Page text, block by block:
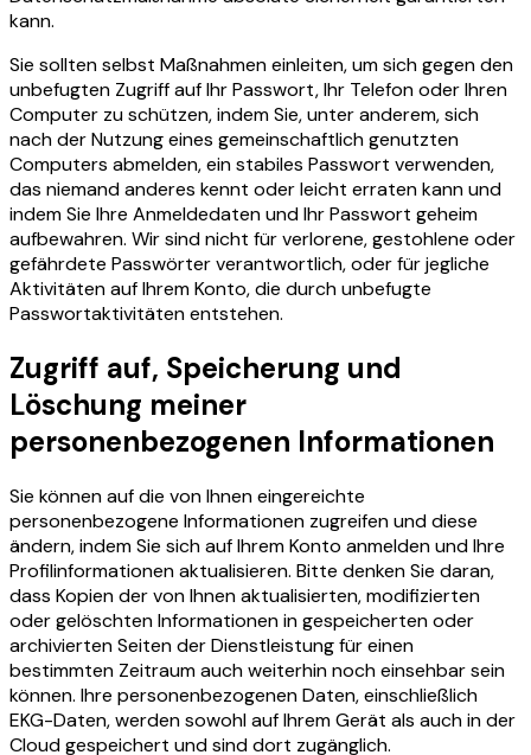
kann.
Sie sollten selbst Maßnahmen einleiten, um sich gegen den
unbefugten Zugriff auf Ihr Passwort, Ihr Telefon oder Ihren
Computer zu schützen, indem Sie, unter anderem, sich
nach der Nutzung eines gemeinschaftlich genutzten
Computers abmelden, ein stabiles Passwort verwenden,
das niemand anderes kennt oder leicht erraten kann und
indem Sie Ihre Anmeldedaten und Ihr Passwort geheim
aufbewahren. Wir sind nicht für verlorene, gestohlene oder
gefährdete Passwörter verantwortlich, oder für jegliche
Aktivitäten auf Ihrem Konto, die durch unbefugte
Passwortaktivitäten entstehen.
Zugriff auf, Speicherung und
Löschung meiner
personenbezogenen Informationen
Sie können auf die von Ihnen eingereichte
personenbezogene Informationen zugreifen und diese
ändern, indem Sie sich auf Ihrem Konto anmelden und Ihre
Profilinformationen aktualisieren. Bitte denken Sie daran,
dass Kopien der von Ihnen aktualisierten, modifizierten
oder gelöschten Informationen in gespeicherten oder
archivierten Seiten der Dienstleistung für einen
bestimmten Zeitraum auch weiterhin noch einsehbar sein
können. Ihre personenbezogenen Daten, einschließlich
EKG-Daten, werden sowohl auf Ihrem Gerät als auch in der
Cloud gespeichert und sind dort zugänglich.